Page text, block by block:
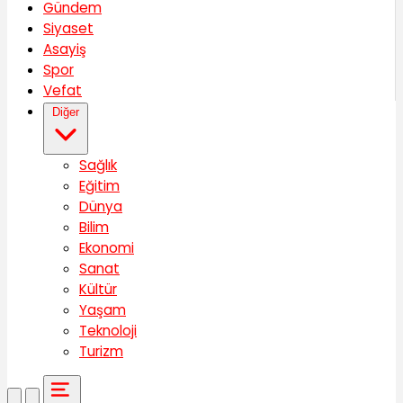
Gündem
Siyaset
Asayiş
Spor
Vefat
Diğer
Sağlık
Eğitim
Dünya
Bilim
Ekonomi
Sanat
Kültür
Yaşam
Teknoloji
Turizm